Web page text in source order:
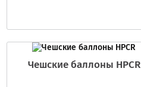
Чешские баллоны HPCR